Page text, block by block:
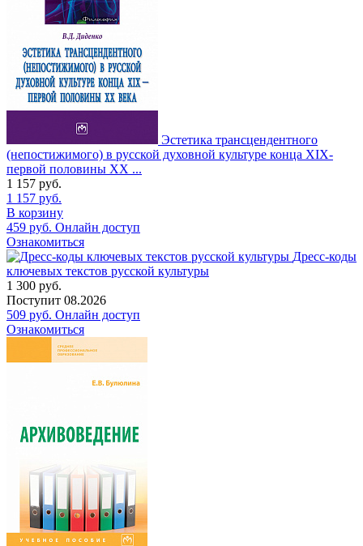
Эстетика трансцендентного
(непостижимого) в русской духовной культуре конца XIX-
первой половины XX ...
1 157 руб.
1 157 руб.
В корзину
459 руб. Онлайн доступ
Ознакомиться
Дресс-коды
ключевых текстов русской культуры
1 300 руб.
Поступит 08.2026
509 руб. Онлайн доступ
Ознакомиться